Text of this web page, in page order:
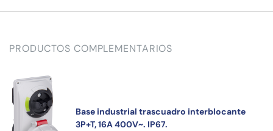
PRODUCTOS COMPLEMENTARIOS
Base industrial trascuadro interblocante
3P+T, 16A 400V~. IP67.